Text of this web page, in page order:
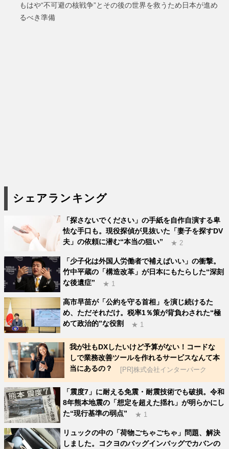
もはや“不可避の核戦争”とその後の世界を救うため日本が進め
るべき準備
シェアランキング
「探さないでください」の手紙を自作自演する卑
怯な手口も。現役探偵が見抜いた「妻子を探すDV
夫」の依頼に潜む“本当の狙い”
★ 2
「少子化は外国人労働者で補えばいい」の衝撃。
竹中平蔵の「構造改革」が日本にもたらした“深刻
な後遺症”
★ 1
高市早苗が「公約を守る首相」を演じ続けるた
め、ただそれだけ。税率1％策が背負わされた“極
めて政治的”な役割
★ 1
我が社もDXしたいけど予算がない！コードな
しで業務改善ツールを作れるサービスなんて本
当にあるの？
[PR]株式会社インターパーク
「震度7」に耐える免震・耐震技術でも破損。令和
8年熊本地震の「想定を超えた揺れ」が明らかにし
た“現行基準の弱点”
★ 1
リュックの中の「荷物ごちゃごちゃ」問題、解決
しました。コクヨのバッグインバッグでカバンの